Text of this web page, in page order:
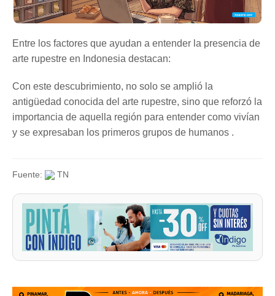
Entre los factores que ayudan a entender la presencia de
arte rupestre en Indonesia destacan:
Con este descubrimiento, no solo se amplió la
antigüedad conocida del arte rupestre, sino que reforzó la
importancia de aquella región para entender como vivían
y se expresaban los primeros grupos de humanos .
Fuente: TN